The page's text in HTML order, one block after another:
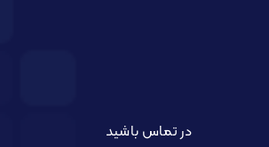
در تماس باشید